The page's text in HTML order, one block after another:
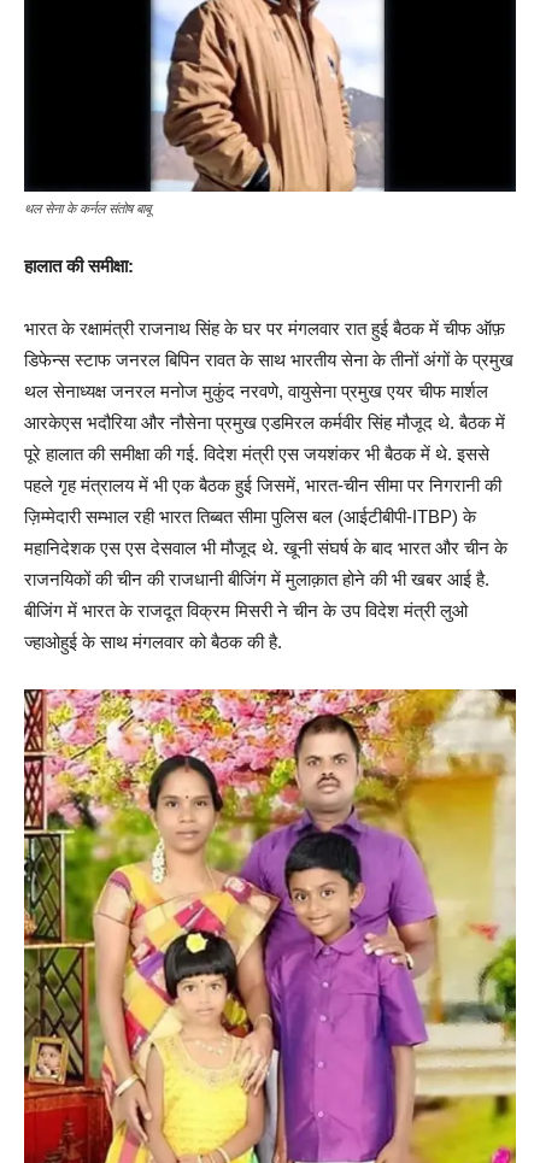
थल सेना के कर्नल संतोष बाबू
हालात की समीक्षा:
भारत के रक्षामंत्री राजनाथ सिंह के घर पर मंगलवार रात हुई बैठक में चीफ ऑफ़
डिफेन्स स्टाफ जनरल बिपिन रावत के साथ भारतीय सेना के तीनों अंगों के प्रमुख
थल सेनाध्यक्ष जनरल मनोज मुकुंद नरवणे, वायुसेना प्रमुख एयर चीफ मार्शल
आरकेएस भदौरिया और नौसेना प्रमुख एडमिरल कर्मवीर सिंह मौजूद थे. बैठक में
पूरे हालात की समीक्षा की गई. विदेश मंत्री एस जयशंकर भी बैठक में थे. इससे
पहले गृह मंत्रालय में भी एक बैठक हुई जिसमें, भारत-चीन सीमा पर निगरानी की
ज़िम्मेदारी सम्भाल रही भारत तिब्बत सीमा पुलिस बल (आईटीबीपी-ITBP) के
महानिदेशक एस एस देसवाल भी मौजूद थे. खूनी संघर्ष के बाद भारत और चीन के
राजनयिकों की चीन की राजधानी बीजिंग में मुलाक़ात होने की भी खबर आई है.
बीजिंग में भारत के राजदूत विक्रम मिसरी ने चीन के उप विदेश मंत्री लुओ
ज्हाओहुई के साथ मंगलवार को बैठक की है.